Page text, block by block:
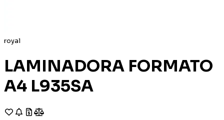
royal
LAMINADORA FORMATO
A4 L935SA